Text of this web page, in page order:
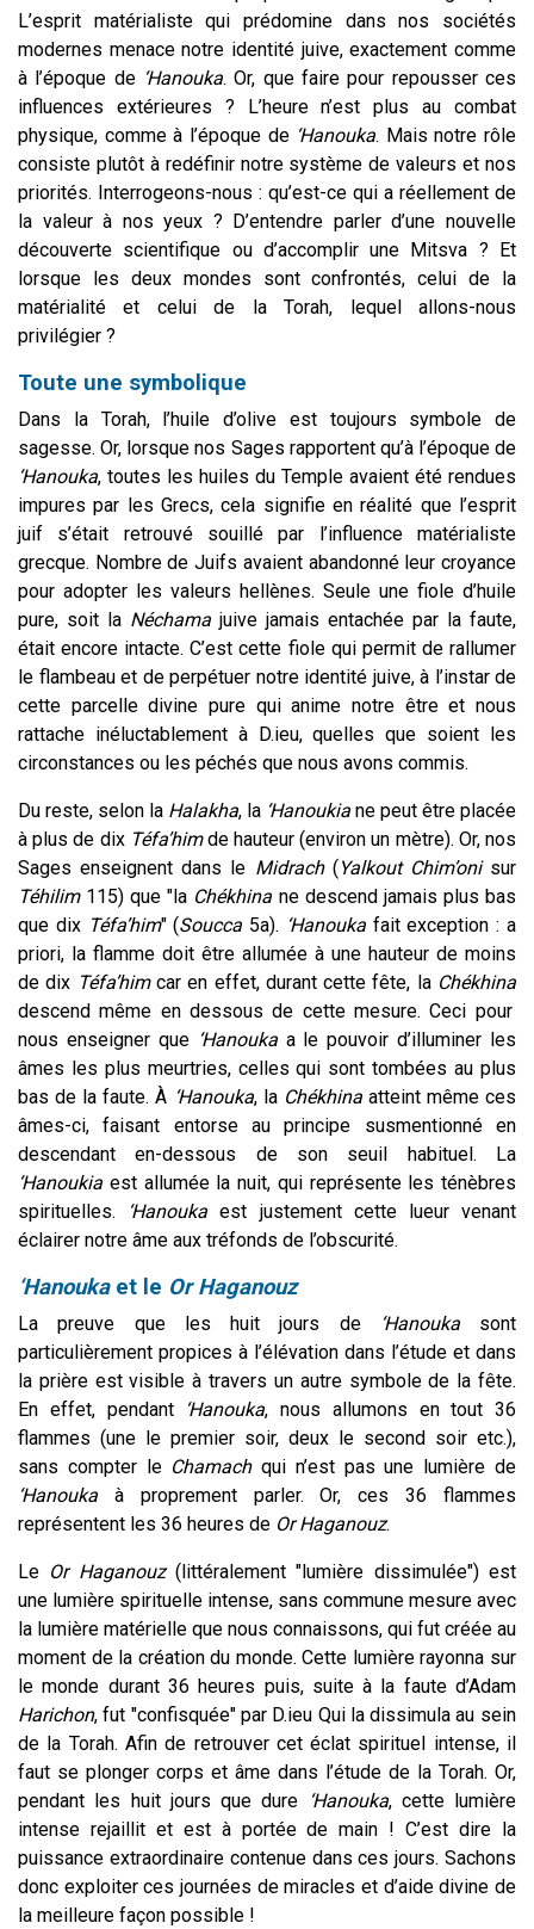
L’esprit matérialiste qui prédomine dans nos sociétés
modernes menace notre identité juive, exactement comme
à l’époque de ‘Hanouka. Or, que faire pour repousser ces
influences extérieures ? L’heure n’est plus au combat
physique, comme à l’époque de ‘Hanouka. Mais notre rôle
consiste plutôt à redéfinir notre système de valeurs et nos
priorités. Interrogeons-nous : qu’est-ce qui a réellement de
la valeur à nos yeux ? D’entendre parler d’une nouvelle
découverte scientifique ou d’accomplir une Mitsva ? Et
lorsque les deux mondes sont confrontés, celui de la
matérialité et celui de la Torah, lequel allons-nous
privilégier ?
Toute une symbolique
Dans la Torah, l’huile d’olive est toujours symbole de
sagesse. Or, lorsque nos Sages rapportent qu’à l’époque de
‘Hanouka, toutes les huiles du Temple avaient été rendues
impures par les Grecs, cela signifie en réalité que l’esprit
juif s’était retrouvé souillé par l’influence matérialiste
grecque. Nombre de Juifs avaient abandonné leur croyance
pour adopter les valeurs hellènes. Seule une fiole d’huile
pure, soit la Néchama juive jamais entachée par la faute,
était encore intacte. C’est cette fiole qui permit de rallumer
le flambeau et de perpétuer notre identité juive, à l’instar de
cette parcelle divine pure qui anime notre être et nous
rattache inéluctablement à D.ieu, quelles que soient les
circonstances ou les péchés que nous avons commis.
Du reste, selon la Halakha, la ‘Hanoukia ne peut être placée
à plus de dix Téfa’himde hauteur (environ un mètre). Or, nos
Sages enseignent dans le Midrach(Yalkout Chim’onisur
Téhilim115) que "la Chékhina ne descend jamais plus bas
que dix Téfa’him" (Soucca 5a). ‘Hanouka fait exception : a
priori, la flamme doit être allumée à une hauteur de moins
de dix Téfa’himcar en effet, durant cette fête, la Chékhina
descend même en dessous de cette mesure. Ceci pour
nous enseigner que ‘Hanoukaa le pouvoir d’illuminer les
âmes les plus meurtries, celles qui sont tombées au plus
bas de la faute. À ‘Hanouka, la Chékhinaatteint même ces
âmes-ci, faisant entorse au principe susmentionné en
descendant en-dessous de son seuil habituel. La
‘Hanoukia est allumée la nuit, qui représente les ténèbres
spirituelles.
‘Hanouka est justement cette lueur venant
éclairer notre âme aux tréfonds de l’obscurité.
‘Hanoukaet le Or Haganouz
La preuve que les huit jours de ‘Hanoukasont
particulièrement propices à l’élévation dans l’étude et dans
la prière est visible à travers un autre symbole de la fête.
En effet, pendant
‘Hanouka, nous allumons en tout 36
flammes (une le premier soir, deux le second soir etc.),
sans compter le Chamachqui n’est pas une lumière de
‘Hanouka à proprement parler. Or, ces 36 flammes
représentent les 36 heures de Or Haganouz.
Le Or Haganouz(littéralement "lumière dissimulée") est
une lumière spirituelle intense, sans commune mesure avec
la lumière matérielle que nous connaissons, qui fut créée au
moment de la création du monde. Cette lumière rayonna sur
le monde durant 36 heures puis, suite à la faute d’Adam
Harichon, fut "confisquée" par D.ieu Qui la dissimula au sein
de la Torah. Afin de retrouver cet éclat spirituel intense, il
faut se plonger corps et âme dans l’étude de la Torah. Or,
pendant les huit jours que dure
‘Hanouka, cette lumière
intense rejaillit et est à portée de main ! C’est dire la
puissance extraordinaire contenue dans ces jours. Sachons
donc exploiter ces journées de miracles et d’aide divine de
la meilleure façon possible !